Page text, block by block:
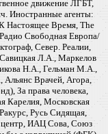
движение ЛГБТ,
Иностранные агенты:
Настоящее Время, The
Свободная Европа/
Север. Реалии,
Л.А., Маркелов
Н.А., Гельман М.А.,
Врачей, Агора,
За права человека,
Карелия, Московская
Русь Сидящая,
центр, ИАЦ Сова, Союз